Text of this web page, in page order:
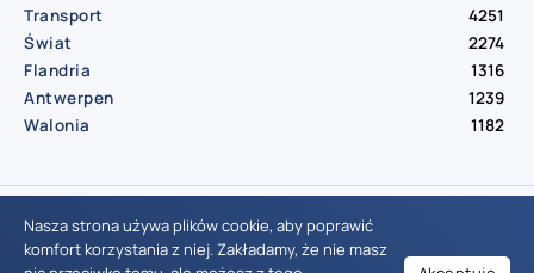
Transport
4251
Świat
2274
Flandria
1316
Antwerpen
1239
Walonia
1182
© Aktualnosci.be – All Right Reserved 2016-2026
Nasza strona używa plików cookie, aby poprawić
komfort korzystania z niej. Zakładamy, że nie masz